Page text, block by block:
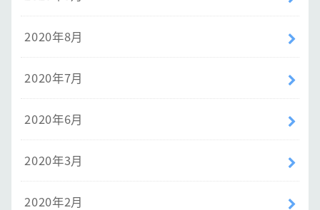
2020年8月
2020年7月
2020年6月
2020年3月
2020年2月